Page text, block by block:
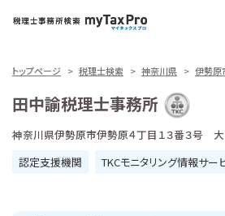
トップページ 税理士検索 神奈川県 伊勢原
田中諭税理士事務所
神奈川県伊勢原市伊勢原４丁目１３番３号 大
認定支援機関
TKCモニタリング情報サー